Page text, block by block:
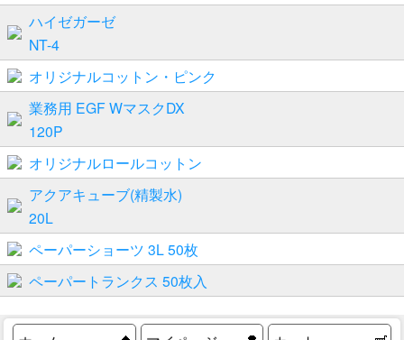
ハイゼガーゼ
NT-4
オリジナルコットン・ピンク
業務用 EGF WマスクDX
120P
オリジナルロールコットン
アクアキューブ(精製水)
20L
ペーパーショーツ 3L 50枚
ペーパートランクス 50枚入